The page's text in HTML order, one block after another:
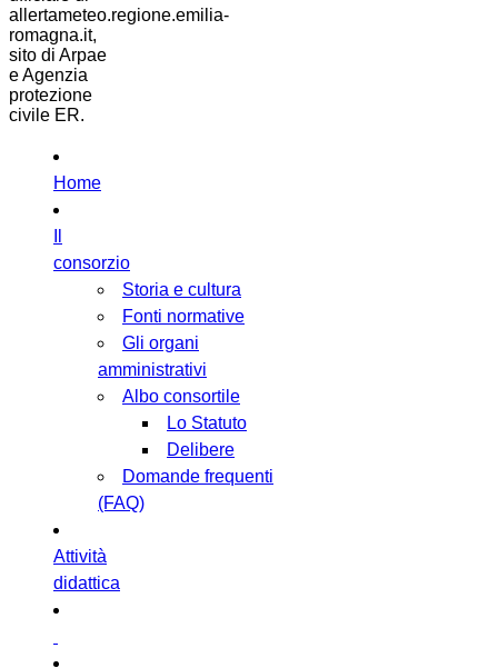
allertameteo.regione.emilia-
romagna.it,
sito di Arpae
e Agenzia
protezione
civile ER.
Home
consorzio
Storia e cultura
Fonti normative
Gli organi
amministrativi
Albo consortile
Lo Statuto
Delibere
Domande frequenti
(FAQ)
Attività
didattica